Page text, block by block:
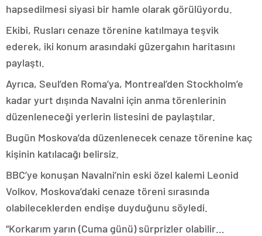
hapsedilmesi siyasi bir hamle olarak görülüyordu.
Ekibi, Rusları cenaze törenine katılmaya teşvik
ederek, iki konum arasındaki güzergahın haritasını
paylaştı.
Ayrıca, Seul’den Roma’ya, Montreal’den Stockholm’e
kadar yurt dışında Navalni için anma törenlerinin
düzenleneceği yerlerin listesini de paylaştılar.
Bugün Moskova’da düzenlenecek cenaze törenine kaç
kişinin katılacağı belirsiz.
BBC’ye konuşan Navalni’nin eski özel kalemi Leonid
Volkov, Moskova’daki cenaze töreni sırasında
olabileceklerden endişe duyduğunu söyledi.
“Korkarım yarın (Cuma günü) sürprizler olabilir…